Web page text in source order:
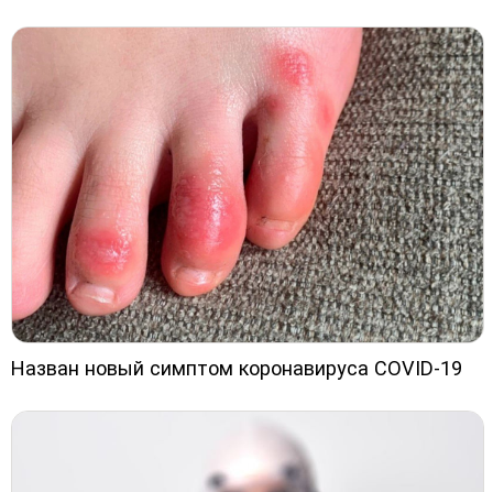
Назван новый симптом коронавируса COVID-19